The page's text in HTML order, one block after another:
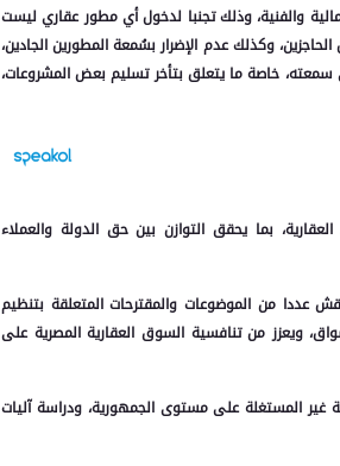
والفنية، وذلك تجنبا لدخول أي مطور عقاري ليست
وكذلك عدم الإضرار بسُمعة المطورين الجادين،
خاصة ما يتعلق بتأخر تسليم بعض المشروعات،
بما يحقق التوازن بين حق الدولة والعملاء
عددا من الموضوعات والمقترحات المتعلقة بتنظيم
ويعزز من تنافسية السوق العقارية المصرية على
غير المستغلة على مستوى الجمهورية، ودراسة آليات